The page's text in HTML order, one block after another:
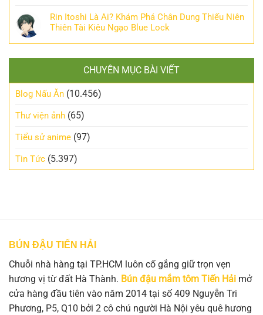
Rin Itoshi Là Ai? Khám Phá Chân Dung Thiếu Niên
Thiên Tài Kiêu Ngạo Blue Lock
CHUYÊN MỤC BÀI VIẾT
Blog Nấu Ăn (10.456)
Thư viện ảnh (65)
Tiểu sử anime (97)
Tin Tức (5.397)
BÚN ĐẬU TIẾN HẢI
Chuỗi nhà hàng tại TP.HCM luôn cố gắng giữ trọn vẹn
hương vị từ đất Hà Thành. Bún đậu mắm tôm Tiến Hải mở
cửa hàng đầu tiên vào năm 2014 tại số 409 Nguyễn Tri
Phương, P5, Q10 bởi 2 cô chú người Hà Nội yêu quê hương